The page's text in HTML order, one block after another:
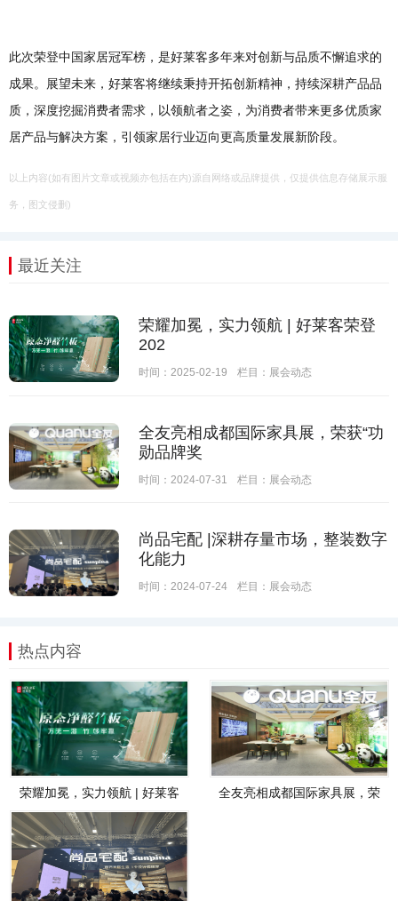
此次荣登中国家居冠军榜，是好莱客多年来对创新与品质不懈追求的
成果。展望未来，好莱客将继续秉持开拓创新精神，持续深耕产品品
质，深度挖掘消费者需求，以领航者之姿，为消费者带来更多优质家
居产品与解决方案，引领家居行业迈向更高质量发展新阶段。
以上内容(如有图片文章或视频亦包括在内)源自网络或品牌提供，仅提供信息存储展示服
务，图文侵删)
最近关注
荣耀加冕，实力领航 | 好莱客荣登
202
时间：2025-02-19 栏目： 展会动态
全友亮相成都国际家具展，荣获“功
勋品牌奖
时间：2024-07-31 栏目： 展会动态
尚品宅配 |深耕存量市场，整装数字
化能力
时间：2024-07-24 栏目： 展会动态
热点内容
荣耀加冕，实力领航 | 好莱客
全友亮相成都国际家具展，荣